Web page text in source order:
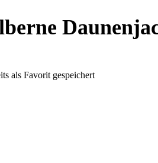
als Favorit gespeichert